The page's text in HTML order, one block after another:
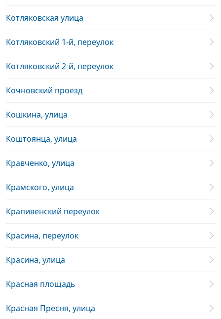
Котляковская улица
Котляковский 1-й, переулок
Котляковский 2-й, переулок
Кочновский проезд
Кошкина, улица
Коштоянца, улица
Кравченко, улица
Крамского, улица
Крапивенский переулок
Красина, переулок
Красина, улица
Красная площадь
Красная Пресня, улица